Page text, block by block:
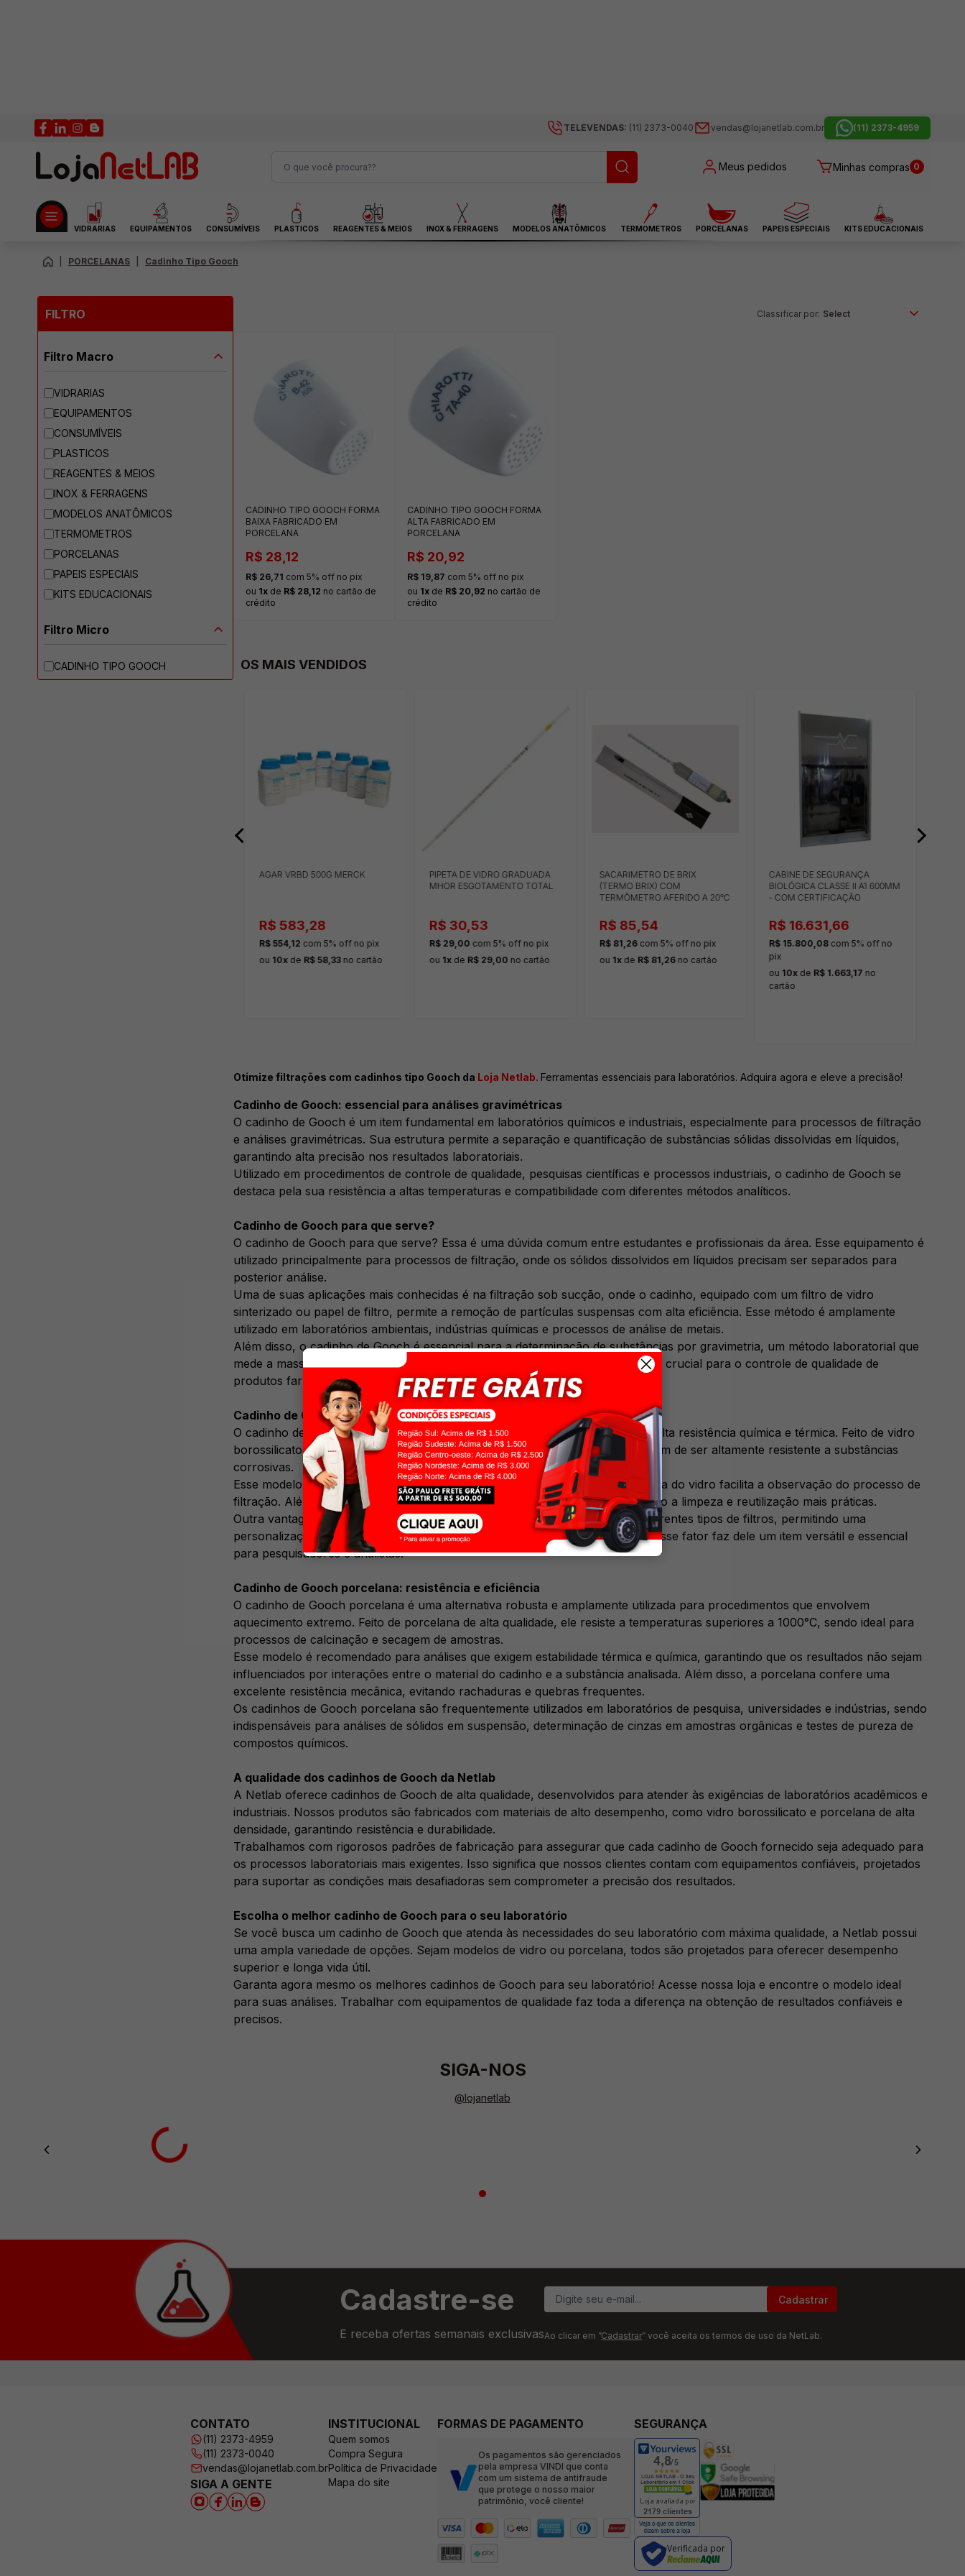
TELEVENDAS: (11) 2373-0040 vendas@lojanetlab.com.br (11) 2373-4959
Meus pedidos Minhas compras 0
VIDRARIAS EQUIPAMENTOS CONSUMÍVEIS PLASTICOS REAGENTES & MEIOS INOX & FERRAGENS MODELOS ANATÔMICOS TERMOMETROS PORCELANAS PAPEIS ESPECIAIS KITS EDUCACIONAIS
PORCELANAS Cadinho Tipo Gooch
FILTRO
Filtro Macro
VIDRARIAS
EQUIPAMENTOS
CONSUMÍVEIS
PLASTICOS
REAGENTES & MEIOS
INOX & FERRAGENS
MODELOS ANATÔMICOS
TERMOMETROS
PORCELANAS
PAPEIS ESPECIAIS
KITS EDUCACIONAIS
Filtro Micro
CADINHO TIPO GOOCH
Classificar por:
CADINHO TIPO GOOCH FORMA
BAIXA FABRICADO EM
PORCELANA
R$ 28,12
R$ 26,71 com 5% off no pix
ou 1xde R$ 28,12 no cartão de
crédito
CADINHO TIPO GOOCH FORMA
ALTA FABRICADO EM
PORCELANA
R$ 20,92
R$ 19,87 com 5% off no pix
ou 1x de R$ 20,92 no cartão de
crédito
OS MAIS VENDIDOS
AGAR VRBD 500G MERCK
R$ 583,28
R$ 554,12 com 5% offno pix
ou 10xde R$ 58,33no cartão
PIPETA DE VIDRO GRADUADA
MHOR ESGOTAMENTO TOTAL
R$ 30,53
R$ 29,00 com 5% offno pix
ou 1xde R$ 29,00 no cartão
SACARIMETRO DE BRIX
(TERMO BRIX) COM
TERMÔMETRO AFERIDO A 20°C
R$ 85,54
R$ 81,26com 5% offno pix
ou 1xde R$ 81,26no cartão
CABINE DE SEGURANÇA
BIOLÓGICA CLASSE II A1 600MM
- COM CERTIFICAÇÃO
R$ 16.631,66
R$ 15.800,08 com 5% off no
pix
ou 10x de R$ 1.663,17 no
cartão
Otimize filtrações com cadinhos tipo Gooch da Loja Netlab. Ferramentas essenciais para laboratórios. Adquira agora e eleve a precisão!
Cadinho de Gooch: essencial para análises gravimétricas
O cadinho de Gooch é um item fundamental em laboratórios químicos e industriais, especialmente para processos de filtração
e análises gravimétricas. Sua estrutura permite a separação e quantificação de substâncias sólidas dissolvidas em líquidos,
garantindo alta precisão nos resultados laboratoriais.
Utilizado em procedimentos de controle de qualidade, pesquisas científicas e processos industriais, o cadinho de Gooch se
destaca pela sua resistência a altas temperaturas e compatibilidade com diferentes métodos analíticos.
Cadinho de Gooch para que serve?
O cadinho de Gooch para que serve? Essa é uma dúvida comum entre estudantes e profissionais da área. Esse equipamento é
utilizado principalmente para processos de filtração, onde os sólidos dissolvidos em líquidos precisam ser separados para
posterior análise.
Uma de suas aplicações mais conhecidas é na filtração sob sucção, onde o cadinho, equipado com um filtro de vidro
sinterizado ou papel de filtro, permite a remoção de partículas suspensas com alta eficiência. Esse método é amplamente
utilizado em laboratórios ambientais, indústrias químicas e processos de análise de metais.
Além disso, o cadinho de Gooch é essencial para a determinação de substâncias por gravimetria, um método laboratorial que
mede a massa de um composto após a remoção do solvente. Esse processo é crucial para o controle de qualidade de
produtos farmacêuticos, alimentícios e químicos.
Cadinho de Gooch de vidro: precisão e durabilidade
O cadinho de Gooch de vidro é uma das versões mais utilizadas devido à sua alta resistência química e térmica. Feito de vidro
borossilicato, ele suporta temperaturas elevadas sem sofrer deformações, além de ser altamente resistente a substâncias
corrosivas.
Esse modelo é especialmente indicado para experimentos onde a transparência do vidro facilita a observação do processo de
filtração. Além disso, sua superfície lisa evita a aderência de resíduos, tornando a limpeza e reutilização mais práticas.
Outra vantagem do cadinho de Gooch de vidro é sua compatibilidade com diferentes tipos de filtros, permitindo uma
personalização dos experimentos conforme as necessidades do laboratório. Esse fator faz dele um item versátil e essencial
para pesquisadores e analistas.
Cadinho de Gooch porcelana: resistência e eficiência
O cadinho de Gooch porcelana é uma alternativa robusta e amplamente utilizada para procedimentos que envolvem
aquecimento extremo. Feito de porcelana de alta qualidade, ele resiste a temperaturas superiores a 1000°C, sendo ideal para
processos de calcinação e secagem de amostras.
Esse modelo é recomendado para análises que exigem estabilidade térmica e química, garantindo que os resultados não sejam
influenciados por interações entre o material do cadinho e a substância analisada. Além disso, a porcelana confere uma
excelente resistência mecânica, evitando rachaduras e quebras frequentes.
Os cadinhos de Gooch porcelana são frequentemente utilizados em laboratórios de pesquisa, universidades e indústrias, sendo
indispensáveis para análises de sólidos em suspensão, determinação de cinzas em amostras orgânicas e testes de pureza de
compostos químicos.
A qualidade dos cadinhos de Gooch da Netlab
A Netlab oferece cadinhos de Gooch de alta qualidade, desenvolvidos para atender às exigências de laboratórios acadêmicos e
industriais. Nossos produtos são fabricados com materiais de alto desempenho, como vidro borossilicato e porcelana de alta
densidade, garantindo resistência e durabilidade.
Trabalhamos com rigorosos padrões de fabricação para assegurar que cada cadinho de Gooch fornecido seja adequado para
os processos laboratoriais mais exigentes. Isso significa que nossos clientes contam com equipamentos confiáveis, projetados
para suportar as condições mais desafiadoras sem comprometer a precisão dos resultados.
Escolha o melhor cadinho de Gooch para o seu laboratório
Se você busca um cadinho de Gooch que atenda às necessidades do seu laboratório com máxima qualidade, a Netlab possui
uma ampla variedade de opções. Sejam modelos de vidro ou porcelana, todos são projetados para oferecer desempenho
superior e longa vida útil.
Garanta agora mesmo os melhores cadinhos de Gooch para seu laboratório! Acesse nossa loja e encontre o modelo ideal
para suas análises. Trabalhar com equipamentos de qualidade faz toda a diferença na obtenção de resultados confiáveis e
precisos.
SIGA-NOS
@lojanetlab
Cadastre-se
E receba ofertas semanais exclusivas
Cadastrar
Ao clicar em ”Cadastrar” você aceita os termos de uso da NetLab.
CONTATO
(11) 2373-4959
(11) 2373-0040
vendas@lojanetlab.com.br
SIGA A GENTE
INSTITUCIONAL
Quem somos
Compra Segura
Política de Privacidade
Mapa do site
FORMAS DE PAGAMENTO
Os pagamentos são gerenciados
pela empresa VINDI que conta
com um sistema de antifraude
que protege o nosso maior
patrimônio, você cliente!
SEGURANÇA
Verificada por